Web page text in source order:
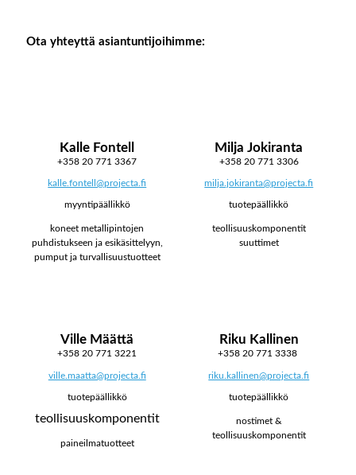
Ota yhteyttä asiantuntijoihimme:
Kalle Fontell
+358 20 771 3367
kalle.fontell@projecta.fi
myyntipäällikkö
koneet metallipintojen
puhdistukseen ja esikäsittelyyn,
pumput ja turvallisuustuotteet
Milja Jokiranta
+358 20 771 3306
milja.jokiranta@projecta.fi
tuotepäällikkö
teollisuuskomponentit
suuttimet
Ville Määttä
+358 20 771 3221
ville.maatta@projecta.fi
tuotepäällikkö
teollisuuskomponentit
paineilmatuotteet
Riku Kallinen
+358 20 771 3338
riku.kallinen@projecta.fi
tuotepäällikkö
nostimet &
teollisuuskomponentit